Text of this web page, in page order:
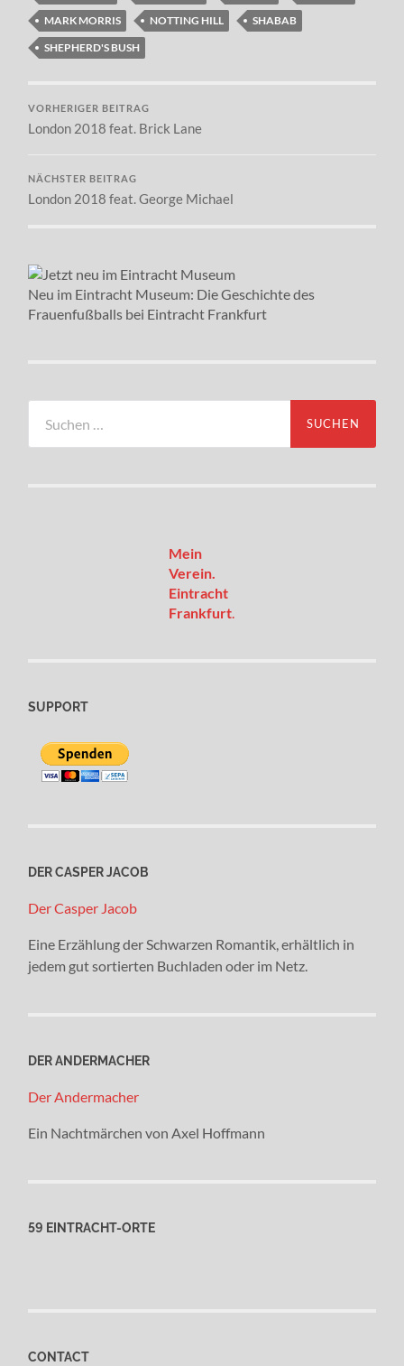
MARK MORRIS
NOTTING HILL
SHABAB
SHEPHERD'S BUSH
VORHERIGER BEITRAG
London 2018 feat. Brick Lane
NÄCHSTER BEITRAG
London 2018 feat. George Michael
Neu im Eintracht Museum: Die Geschichte des
Frauenfußballs bei Eintracht Frankfurt
nach:
Mein
Verein.
Eintracht
Frankfurt.
SUPPORT
DER CASPER JACOB
Der Casper Jacob
Eine Erzählung der Schwarzen Romantik, erhältlich in
jedem gut sortierten Buchladen oder im Netz.
DER ANDERMACHER
Der Andermacher
Ein Nachtmärchen von Axel Hoffmann
59 EINTRACHT-ORTE
CONTACT